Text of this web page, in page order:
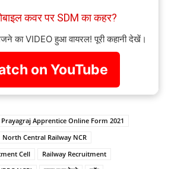
कवर पर SDM का कहर?
का VIDEO हुआ वायरल! पूरी कहानी देखें।
on YouTube
Prayagraj Apprentice Online Form 2021
North Central Railway NCR
Cell
Railway Recruitment